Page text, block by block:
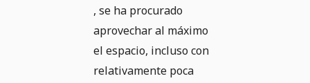
, se ha procurado
aprovechar al máximo
el espacio, incluso con
relativamente poca